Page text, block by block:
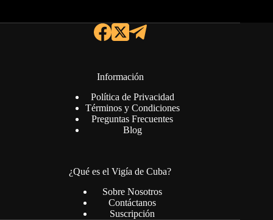
Información
Política de Privacidad
Términos y Condiciones
Preguntas Frecuentes
Blog
¿Qué es el Vigía de Cuba?
Sobre Nosotros
Contáctanos
Suscripción